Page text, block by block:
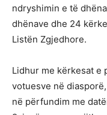
ndryshimin e të
dhënave dhe 24
Listën Zgjedhore.
Lidhur me kërkesat e
votuesve në
në përfundim me